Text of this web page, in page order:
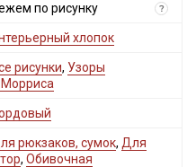
по рисунку ?
хлопок
рисунки, Узоры
рюкзаков, сумок, Для
, Обивочная